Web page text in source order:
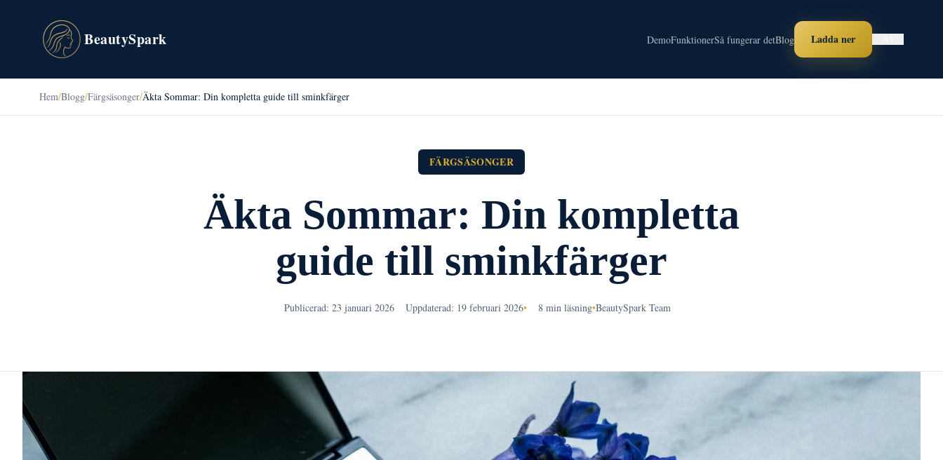
BeautySpark DemoFunktionerSå fungerar detBlog Ladda ner
Hem/Blogg/Färgsäsonger/Äkta Sommar: Din kompletta guide till sminkfärger
FÄRGSÄSONGER
Äkta Sommar: Din kompletta
guide till sminkfärger
Publicerad: 23 januari 2026 Uppdaterad: 19 februari 2026• 8 min läsning•BeautySpark Team